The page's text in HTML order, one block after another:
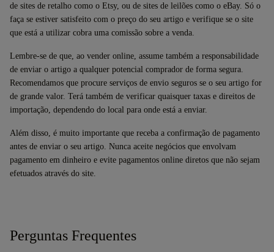
de sites de retalho como o Etsy, ou de sites de leilões como o eBay. Só o
faça se estiver satisfeito com o preço do seu artigo e verifique se o site
que está a utilizar cobra uma comissão sobre a venda.
Lembre-se de que, ao vender online, assume também a responsabilidade
de enviar o artigo a qualquer potencial comprador de forma segura.
Recomendamos que procure serviços de envio seguros se o seu artigo for
de grande valor. Terá também de verificar quaisquer taxas e direitos de
importação, dependendo do local para onde está a enviar.
Além disso, é muito importante que receba a confirmação de pagamento
antes de enviar o seu artigo. Nunca aceite negócios que envolvam
pagamento em dinheiro e evite pagamentos online diretos que não sejam
efetuados através do site.
Perguntas Frequentes